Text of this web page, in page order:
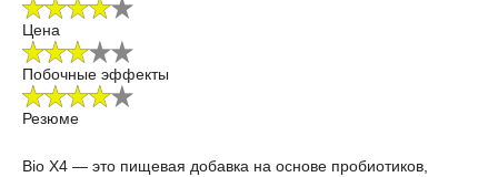
Цена
Побочные эффекты
Резюме
Bio X4 — это пищевая добавка на основе пробиотиков,